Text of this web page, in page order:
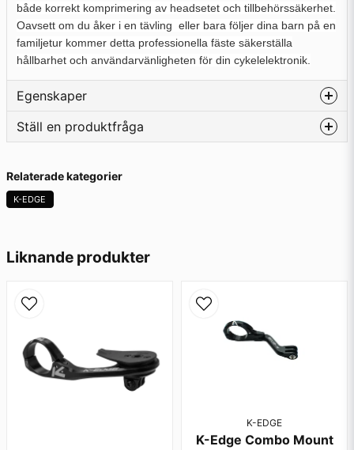
Liknande produkter
K-EDGE
K-Edge Combo Mount
både korrekt komprimering av headsetet och tillbehörssäkerhet.
Oavsett om du åker i en tävling eller bara följer dina barn på en
familjetur kommer detta professionella fäste säkerställa
hållbarhet och användarvänligheten för din cykelelektronik.
Egenskaper
Vikt
20g
Mått
30x30x30mm
Ställ en produktfråga
Fråga oss något om denna produkten...
Namn
email
Mejladress
Ja, ni får publicera min fråga
Relaterade kategorier
K-EDGE